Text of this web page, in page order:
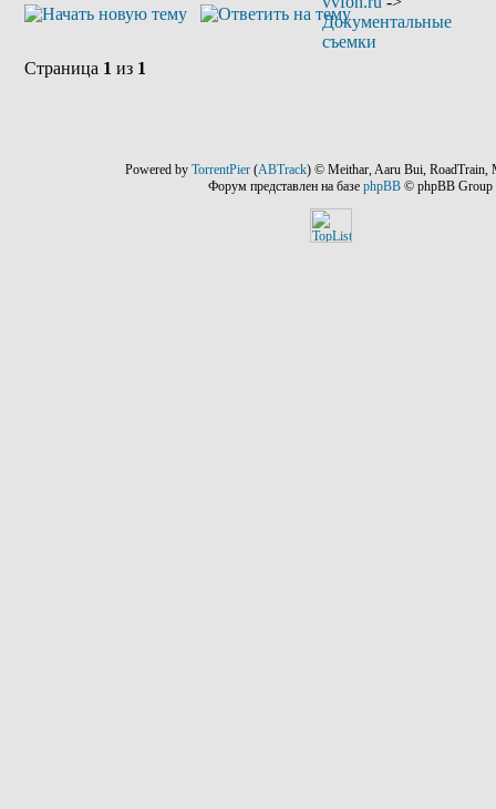
Документальные
съемки
Страница 1 из 1
Powered by TorrentPier(ABTrack) © Meithar, Aaru Bui, RoadTrain,
Форум представлен на базе phpBB © phpBB Group